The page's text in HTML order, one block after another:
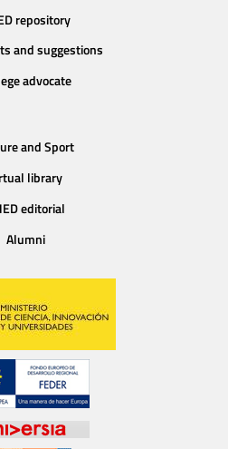
repository
and suggestions
advocate
and Sport
library
editorial
Alumni